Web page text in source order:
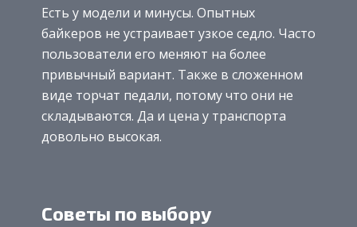
Есть у модели и минусы. Опытных
байкеров не устраивает узкое седло. Часто
пользователи его меняют на более
привычный вариант. Также в сложенном
виде торчат педали, потому что они не
складываются. Да и цена у транспорта
довольно высокая.
Советы по выбору